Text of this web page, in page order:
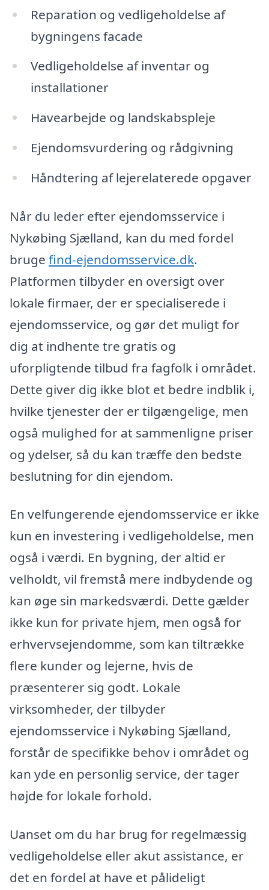
Reparation og vedligeholdelse af
bygningens facade
Vedligeholdelse af inventar og
installationer
Havearbejde og landskabspleje
Ejendomsvurdering og rådgivning
Håndtering af lejerelaterede opgaver
Når du leder efter ejendomsservice i
Nykøbing Sjælland, kan du med fordel
bruge find-ejendomsservice.dk.
Platformen tilbyder en oversigt over
lokale firmaer, der er specialiserede i
ejendomsservice, og gør det muligt for
dig at indhente tre gratis og
uforpligtende tilbud fra fagfolk i området.
Dette giver dig ikke blot et bedre indblik i,
hvilke tjenester der er tilgængelige, men
også mulighed for at sammenligne priser
og ydelser, så du kan træffe den bedste
beslutning for din ejendom.
En velfungerende ejendomsservice er ikke
kun en investering i vedligeholdelse, men
også i værdi. En bygning, der altid er
velholdt, vil fremstå mere indbydende og
kan øge sin markedsværdi. Dette gælder
ikke kun for private hjem, men også for
erhvervsejendomme, som kan tiltrække
flere kunder og lejerne, hvis de
præsenterer sig godt. Lokale
virksomheder, der tilbyder
ejendomsservice i Nykøbing Sjælland,
forstår de specifikke behov i området og
kan yde en personlig service, der tager
højde for lokale forhold.
Uanset om du har brug for regelmæssig
vedligeholdelse eller akut assistance, er
det en fordel at have et pålideligt